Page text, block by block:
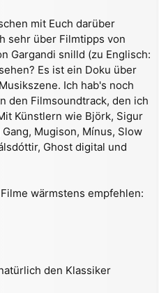
mit Euch darüber
sehr über Filmtipps von
snilld (zu Englisch:
Es ist ein Doku über
Ich hab's noch
den Filmsoundtrack, den ich
Künstlern wie Björk, Sigur
Mugison, Mínus, Slow
Ghost digital und
wärmstens empfehlen:
den Klassiker